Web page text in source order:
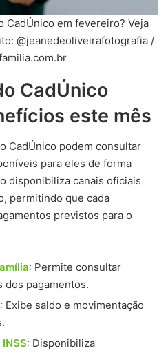
CadÚnico em fevereiro? Veja
@jeanedeoliveirafotografia /
CadÚnico
este mês
CadÚnico podem consultar
para eles de forma
disponibiliza canais oficiais
permitindo que cada
previstos para o
: Permite consultar
dos pagamentos.
: Exibe saldo e movimentação
: Disponibiliza